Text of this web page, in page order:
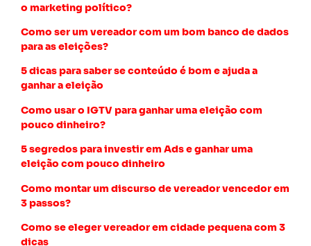
o marketing político?
Como ser um vereador com um bom banco de dados
para as eleições?
5 dicas para saber se conteúdo é bom e ajuda a
ganhar a eleição
Como usar o IGTV para ganhar uma eleição com
pouco dinheiro?
5 segredos para investir em Ads e ganhar uma
eleição com pouco dinheiro
Como montar um discurso de vereador vencedor em
3 passos?
Como se eleger vereador em cidade pequena com 3
dicas